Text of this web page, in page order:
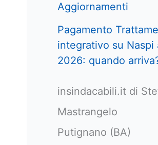
Aggiornamenti
Pagamento
integrativo su Naspi
2026: quando
insindacabili.it di
Mastrangelo
Putignano (BA)